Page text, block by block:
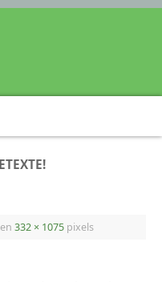
332 × 1075 pixels